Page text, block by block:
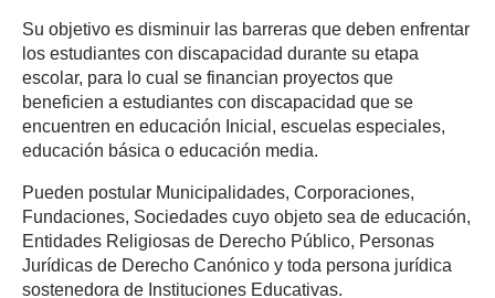
Su objetivo es disminuir las barreras que deben enfrentar
los estudiantes con discapacidad durante su etapa
escolar, para lo cual se financian proyectos que
beneficien a estudiantes con discapacidad que se
encuentren en educación Inicial, escuelas especiales,
educación básica o educación media.
Pueden postular Municipalidades, Corporaciones,
Fundaciones, Sociedades cuyo objeto sea de educación,
Entidades Religiosas de Derecho Público, Personas
Jurídicas de Derecho Canónico y toda persona jurídica
sostenedora de Instituciones Educativas.